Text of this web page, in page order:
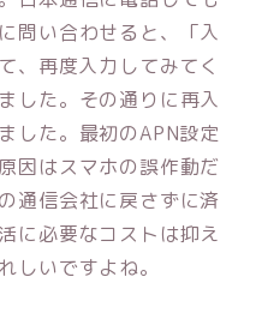
問い合わせると、「入
、再度入力してみてく
した。その通りに再入
した。最初のAPN設定
因はスマホの誤作動だ
通信会社に戻さずに済
に必要なコストは抑え
しいですよね。